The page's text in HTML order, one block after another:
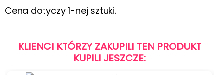
Cena dotyczy 1-nej sztuki.
KLIENCI KTÓRZY ZAKUPILI TEN PRODUKT
KUPILI JESZCZE: